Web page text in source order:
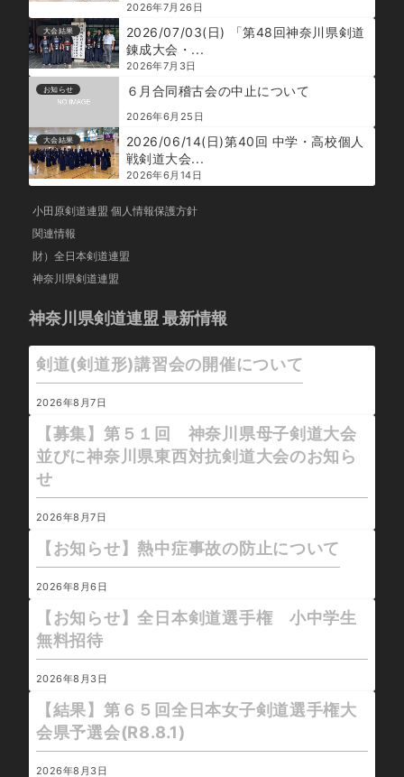
2026年7月26日
大会結果
2026/07/03(日) 「第48回神奈川県剣道
錬成大会・...
2026年7月3日
お知らせ ６月合同稽古会の中止について
2026年6月25日
大会結果
2026/06/14(日)第40回 中学・高校個人
戦剣道大会...
2026年6月14日
小田原剣道連盟 個人情報保護方針
関連情報
財）全日本剣道連盟
神奈川県剣道連盟
神奈川県剣道連盟 最新情報
剣道(剣道形)講習会の開催について
2026年8月7日
【募集】第５１回 神奈川県母子剣道大会
並びに神奈川県東西対抗剣道大会のお知ら
せ
2026年8月7日
【お知らせ】熱中症事故の防止について
2026年8月6日
【お知らせ】全日本剣道選手権 小中学生
無料招待
2026年8月3日
【結果】第６５回全日本女子剣道選手権大
会県予選会(R8.8.1)
2026年8月3日